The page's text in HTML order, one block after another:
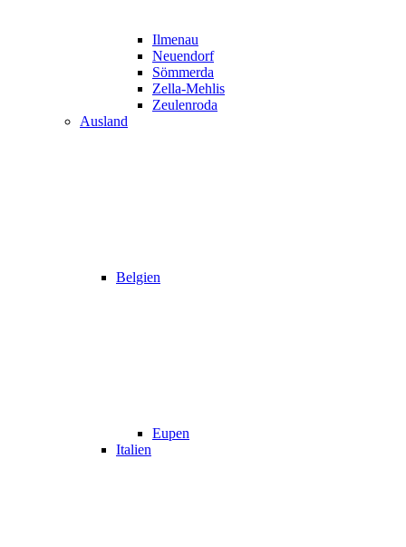
Ilmenau
Neuendorf
Sömmerda
Zella-Mehlis
Zeulenroda
Ausland
Belgien
Eupen
Italien